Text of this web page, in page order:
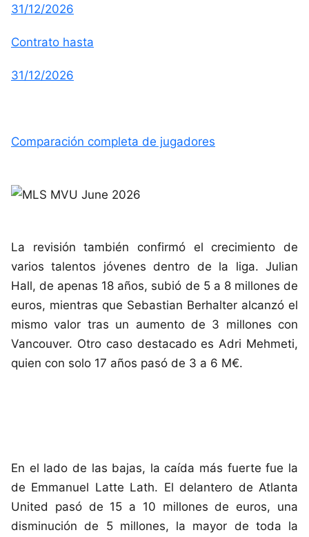
31/12/2026
Contrato hasta
31/12/2026
Comparación completa de jugadores
La revisión también confirmó el crecimiento de
varios talentos jóvenes dentro de la liga. Julian
Hall, de apenas 18 años, subió de 5 a 8 millones de
euros, mientras que Sebastian Berhalter alcanzó el
mismo valor tras un aumento de 3 millones con
Vancouver. Otro caso destacado es Adri Mehmeti,
quien con solo 17 años pasó de 3 a 6 M€.
En el lado de las bajas, la caída más fuerte fue la
de Emmanuel Latte Lath. El delantero de Atlanta
United pasó de 15 a 10 millones de euros, una
disminución de 5 millones, la mayor de toda la